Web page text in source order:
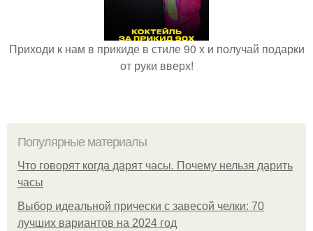
Приходи к нам в прикиде в стиле 90 х и получай подарки
от руки вверх!
Популярные материалы
Что говорят когда дарят часы. Почему нельзя дарить
часы
Выбор идеальной прически с завесой челки: 70
лучших вариантов на 2024 год